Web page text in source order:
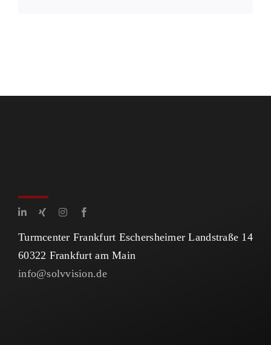
Turmcenter Frankfurt Eschersheimer Landstraße 14
60322 Frankfurt am Main
info@solvvision.de